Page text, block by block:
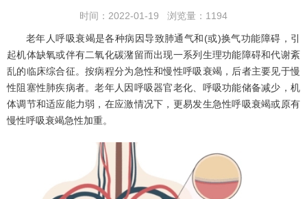
时间：2022-01-19 浏览量：1194
老年人呼吸衰竭是各种病因导致肺通气和(或)换气功能障碍，引
起机体缺氧或伴有二氧化碳潴留而出现一系列生理功能障碍和代谢紊
乱的临床综合征。按病程分为急性和慢性呼吸衰竭，后者主要见于慢
性阻塞性肺疾病者。老年人因呼吸器官老化、呼吸功能储备减少，机
体调节和适应能力弱，在应激情况下，更易发生急性呼吸衰竭或原有
慢性呼吸衰竭急性加重。